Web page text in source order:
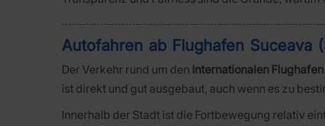
Autofahren ab Flughafen Suceava
Der Verkehr rund um den Internationalen
ist direkt und gut ausgebaut, auch wenn es zu
Innerhalb der Stadt ist die Fortbewegung relativ